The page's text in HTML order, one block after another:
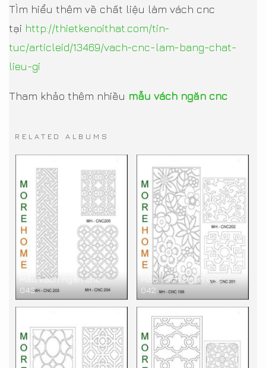
TÌm hiểu thêm về chất liệu làm vách cnc
tại http://thietkenoithat.com/tin-
tuc/articleid/13469/vach-cnc-lam-bang-chat-
lieu-gi
Tham khảo thêm nhiều mẫu vách ngăn cnc
RELATED ALBUMS
Mẫu vách ngăn cnc
043
Mẫu vách ngăn cnc
042